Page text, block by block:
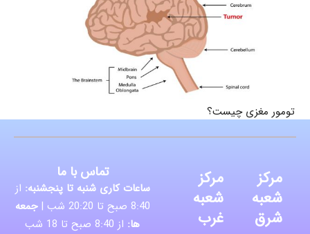
تومور مغزی چیست؟
مرکز
شعبه
شرق
مرکز
شعبه
غرب
تماس با ما
ساعات کاری شنبه تا پنجشنبه: از
8:40 صبح تا 20:20 شب |
جمعه
ها: از 8:40 صبح تا 18 شب